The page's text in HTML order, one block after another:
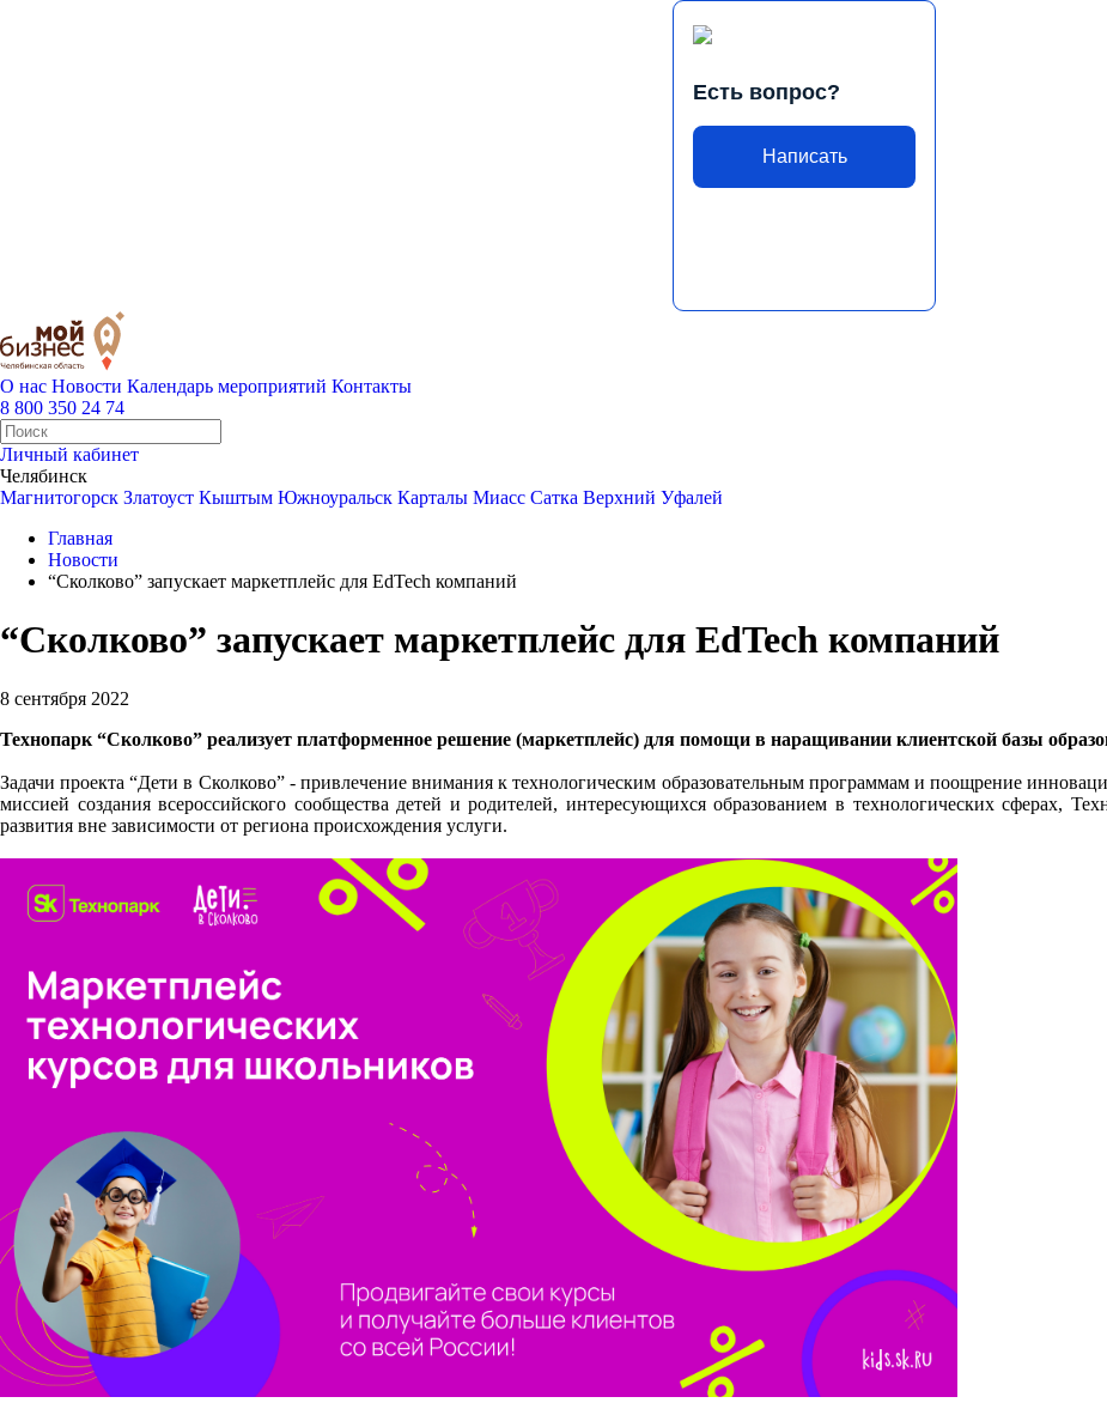
Есть вопрос?
Написать
О нас Новости Календарь мероприятий Контакты
8 800 350 24 74
Личный кабинет
Челябинск
Магнитогорск Златоуст Кыштым Южноуральск Карталы Миасс Сатка Верхний Уфалей
Главная
Новости
“Сколково” запускает маркетплейс для EdTech компаний
“Сколково” запускает маркетплейс для EdTech компаний
8 сентября 2022
Технопарк “Сколково” реализует платформенное решение (маркетплейс) для помощи в наращивании клиентской базы
Задачи проекта “Дети в Сколково” - привлечение внимания к технологическим образовательным программам и поощрение
миссией создания всероссийского сообщества детей и родителей, интересующихся образованием в технологических сферах,
развития вне зависимости от региона происхождения услуги.